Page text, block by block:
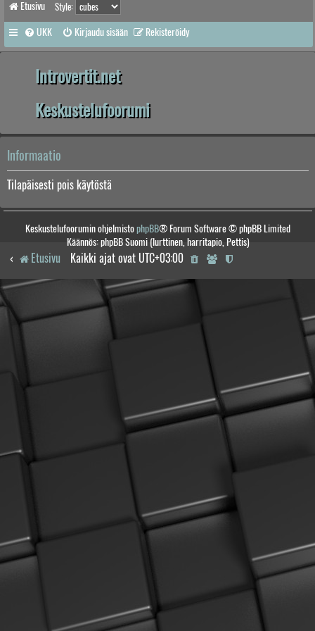
Etusivu Style:
UKK Kirjaudu sisään Rekisteröidy
Introvertit.net
Keskustelufoorumi
Informaatio
Tilapäisesti pois käytöstä
Keskustelufoorumin ohjelmistophpBB® Forum Software © phpBB Limited
Käännös: phpBB Suomi (lurttinen, harritapio, Pettis)
Etusivu Kaikki ajat ovat UTC+03:00